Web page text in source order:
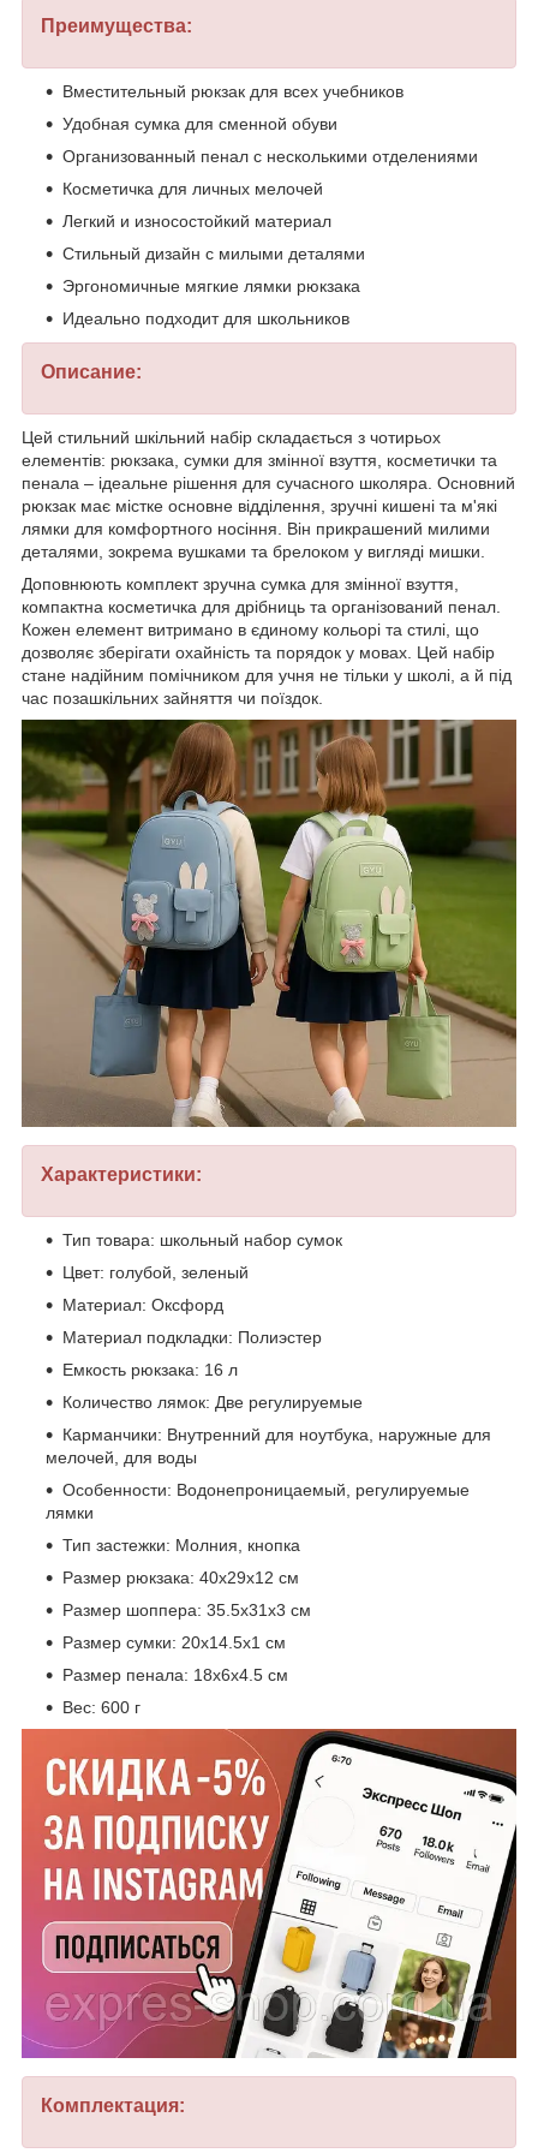
Преимущества:
Вместительный рюкзак для всех учебников
Удобная сумка для сменной обуви
Организованный пенал с несколькими отделениями
Косметичка для личных мелочей
Легкий и износостойкий материал
Стильный дизайн с милыми деталями
Эргономичные мягкие лямки рюкзака
Идеально подходит для школьников
Описание:
Цей стильний шкільний набір складається з чотирьох
елементів: рюкзака, сумки для змінної взуття, косметички та
пенала – ідеальне рішення для сучасного школяра. Основний
рюкзак має містке основне відділення, зручні кишені та м'які
лямки для комфортного носіння. Він прикрашений милими
деталями, зокрема вушками та брелоком у вигляді мишки.
Доповнюють комплект зручна сумка для змінної взуття,
компактна косметичка для дрібниць та організований пенал.
Кожен елемент витримано в єдиному кольорі та стилі, що
дозволяє зберігати охайність та порядок у мовах. Цей набір
стане надійним помічником для учня не тільки у школі, а й під
час позашкільних зайняття чи поїздок.
Характеристики:
Тип товара: школьный набор сумок
Цвет: голубой, зеленый
Материал: Оксфорд
Материал подкладки: Полиэстер
Емкость рюкзака: 16 л
Количество лямок: Две регулируемые
Карманчики: Внутренний для ноутбука, наружные для
мелочей, для воды
Особенности: Водонепроницаемый, регулируемые
лямки
Тип застежки: Молния, кнопка
Размер рюкзака: 40х29х12 см
Размер шоппера: 35.5х31х3 см
Размер сумки: 20х14.5х1 см
Размер пенала: 18х6х4.5 см
Вес: 600 г
Комплектация: